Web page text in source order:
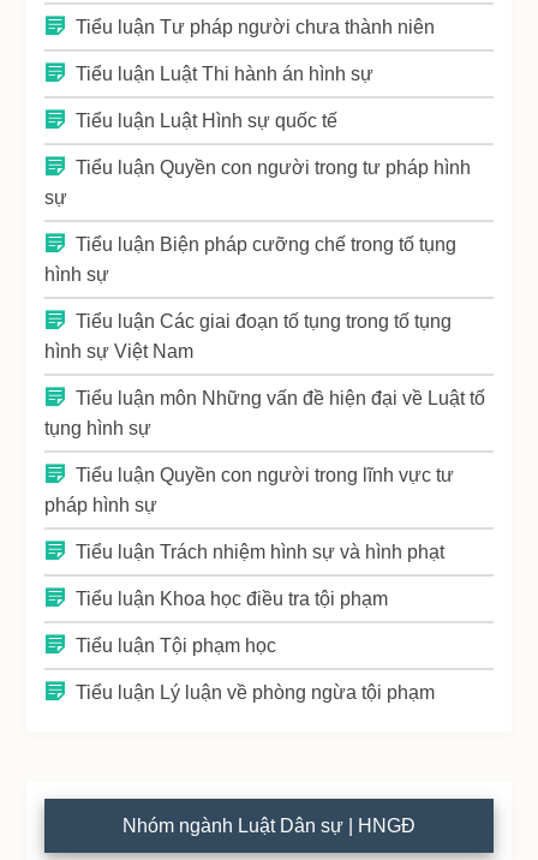
Tiểu luận Tư pháp người chưa thành niên
Tiểu luận Luật Thi hành án hình sự
Tiểu luận Luật Hình sự quốc tế
Tiểu luận Quyền con người trong tư pháp hình
sự
Tiểu luận Biện pháp cưỡng chế trong tố tụng
hình sự
Tiểu luận Các giai đoạn tố tụng trong tố tụng
hình sự Việt Nam
Tiểu luận môn Những vấn đề hiện đại về Luật tố
tụng hình sự
Tiểu luận Quyền con người trong lĩnh vực tư
pháp hình sự
Tiểu luận Trách nhiệm hình sự và hình phạt
Tiểu luận Khoa học điều tra tội phạm
Tiểu luận Tội phạm học
Tiểu luận Lý luận về phòng ngừa tội phạm
Nhóm ngành Luật Dân sự | HNGĐ